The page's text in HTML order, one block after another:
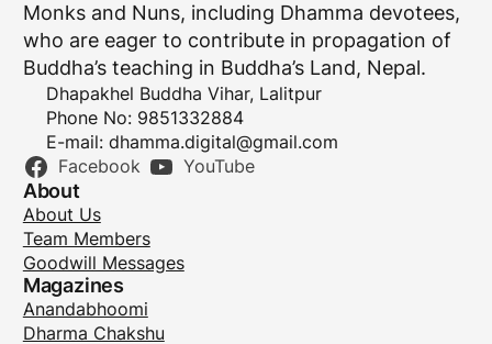
Monks and Nuns, including Dhamma devotees,
who are eager to contribute in propagation of
Buddha’s teaching in Buddha’s Land, Nepal.
Dhapakhel Buddha Vihar, Lalitpur
Phone No: 9851332884
E-mail: dhamma.digital@gmail.com
Facebook YouTube
About
About Us
Team Members
Goodwill Messages
Magazines
Anandabhoomi
Dharma Chakshu